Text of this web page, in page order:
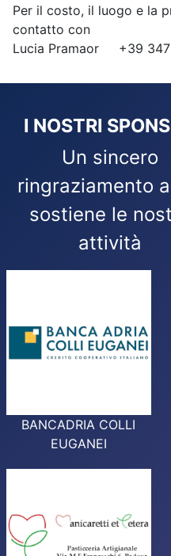
Per il costo, il luogo e la
contatto con
Lucia Pramaor +39 347
I NOSTRI
Un sincero
ringraziamento
sostiene le
attività
BANCADRIA COLLI
EUGANEI